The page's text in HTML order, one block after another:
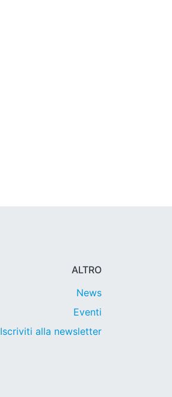
ALTRO
News
Eventi
Iscriviti alla newsletter